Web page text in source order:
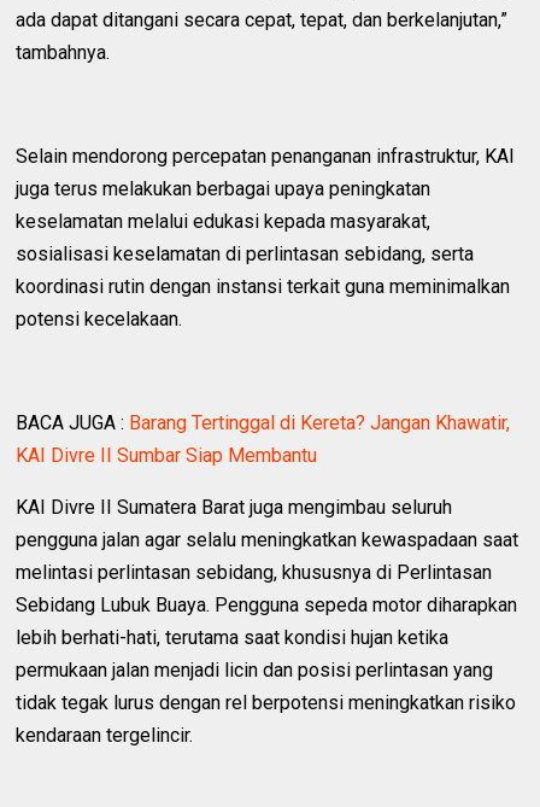
ada dapat ditangani secara cepat, tepat, dan berkelanjutan,”
tambahnya.
Selain mendorong percepatan penanganan infrastruktur, KAI
juga terus melakukan berbagai upaya peningkatan
keselamatan melalui edukasi kepada masyarakat,
sosialisasi keselamatan di perlintasan sebidang, serta
koordinasi rutin dengan instansi terkait guna meminimalkan
potensi kecelakaan.
BACA JUGA : Barang Tertinggal di Kereta? Jangan Khawatir,
KAI Divre II Sumbar Siap Membantu
KAI Divre II Sumatera Barat juga mengimbau seluruh
pengguna jalan agar selalu meningkatkan kewaspadaan saat
melintasi perlintasan sebidang, khususnya di Perlintasan
Sebidang Lubuk Buaya. Pengguna sepeda motor diharapkan
lebih berhati-hati, terutama saat kondisi hujan ketika
permukaan jalan menjadi licin dan posisi perlintasan yang
tidak tegak lurus dengan rel berpotensi meningkatkan risiko
kendaraan tergelincir.